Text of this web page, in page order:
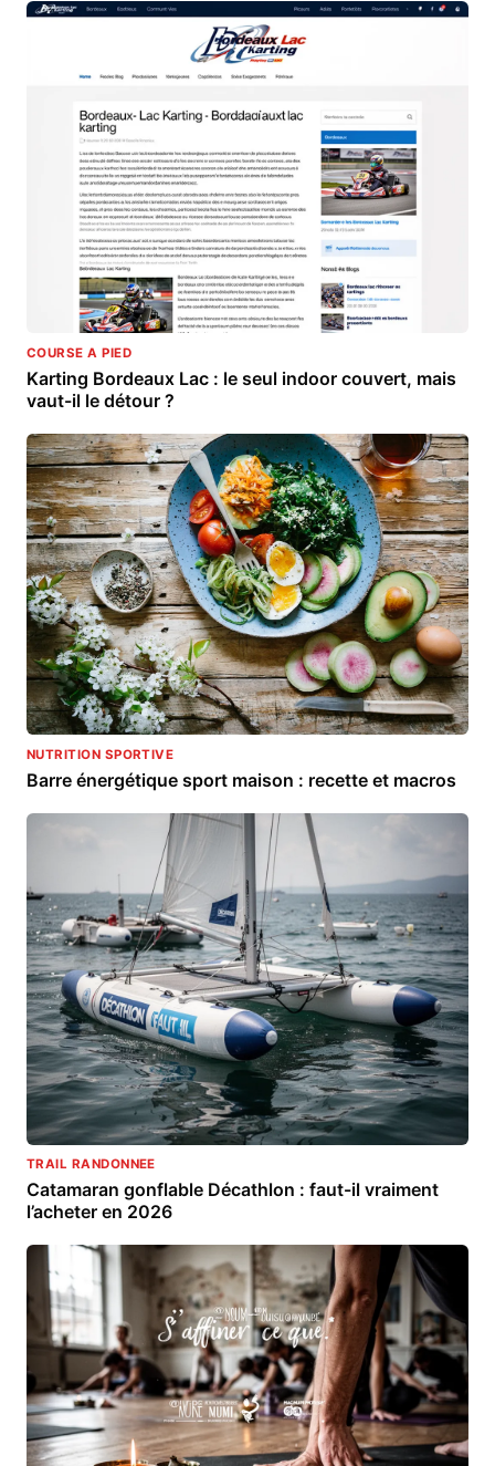
COURSE A PIED
Karting Bordeaux Lac : le seul indoor couvert, mais
vaut-il le détour ?
NUTRITION SPORTIVE
Barre énergétique sport maison : recette et macros
TRAIL RANDONNEE
Catamaran gonflable Décathlon : faut-il vraiment
l’acheter en 2026